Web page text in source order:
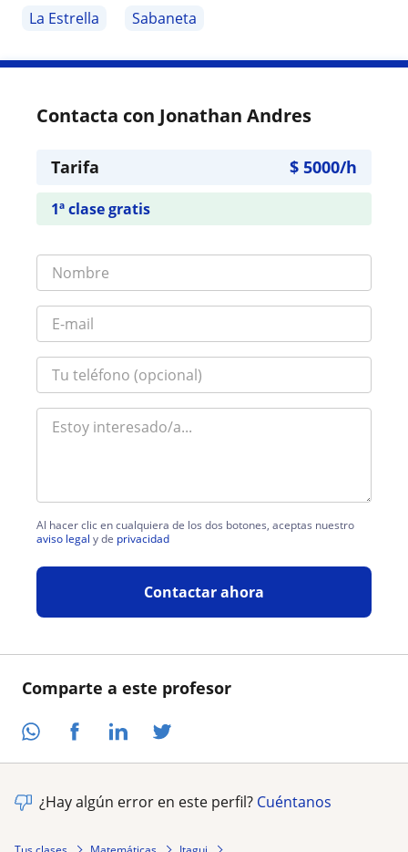
Comparte a este profesor
La Estrella Sabaneta
Contacta con Jonathan Andres
Tarifa $ 5000/h
1ª clase gratis
Al hacer clic en cualquiera de los dos botones, aceptas nuestro
aviso legal y de privacidad
Contactar ahora
¿Hay algún error en este perfil? Cuéntanos